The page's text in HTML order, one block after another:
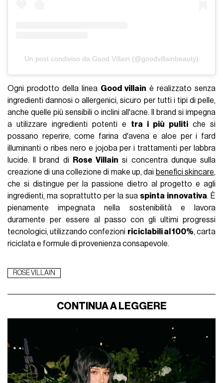
Un post condiviso da Good Villain (@goodvillainbeauty)
Ogni prodotto della linea Good villain è realizzato senza
ingredienti dannosi o allergenici, sicuro per tutti i tipi di pelle,
anche quelle più sensibili o inclini all'acne. Il brand si impegna
a utilizzare ingredienti potenti e tra i più pulitiche si
possano reperire, come farina d'avena e aloe per i fard
illuminanti o ribes nero e jojoba per i trattamenti per labbra
lucide. Il brand di
Rose Villain si concentra dunque sulla
creazione di una collezione di make up, dai benefici skincare,
che si distingue per la passione dietro al progetto e agli
ingredienti, ma soprattutto per la sua spinta innovativa. È
pienamente impegnata nella sostenibilità e lavora
duramente per essere al passo con gli ultimi progressi
tecnologici, utilizzando confezioni riciclabili al 100%, carta
riciclata e formule di provenienza consapevole.
ROSE VILLAIN
CONTINUA A LEGGERE